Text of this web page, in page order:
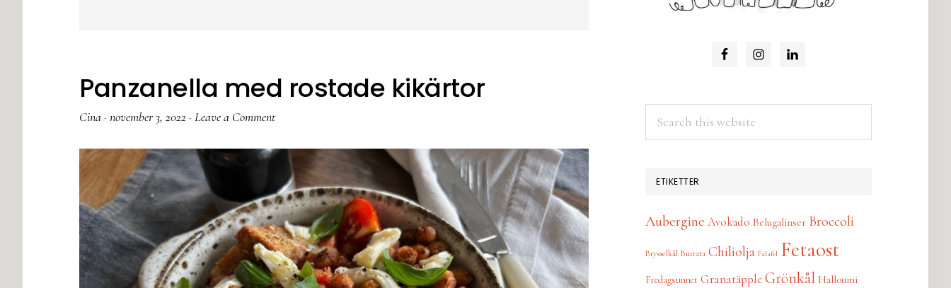
Panzanella med rostade kikärtor
Cina · november 3, 2022 · Leave a Comment
ETIKETTER
Aubergine Avokado Belugalinser Broccoli
Brysselkål Burrata Chiliolja Falafel Fetaost
Fredagsunnet GranatäppleGrönkål Halloumi